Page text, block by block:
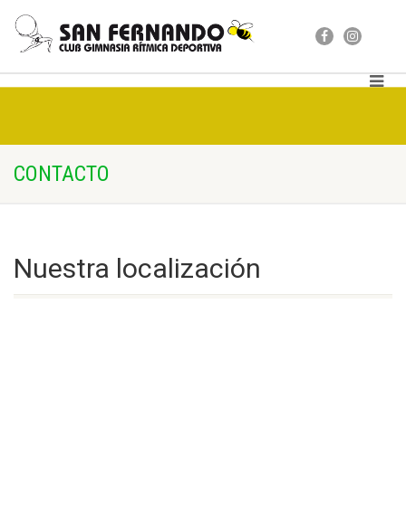
CONTACTO
Nuestra localización